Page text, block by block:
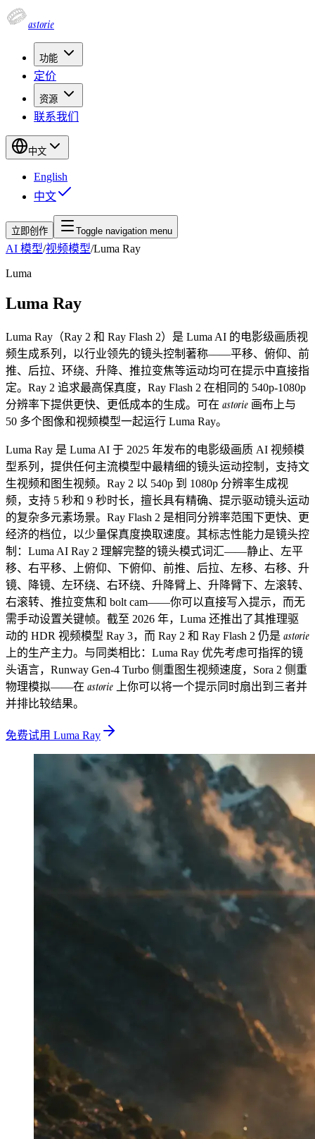
astorie
功能
定价
资源
联系我们
中文
English
中文
立即创作 Toggle navigation menu
AI 模型/视频模型/Luma Ray
Luma
Luma Ray
Luma Ray（Ray 2 和 Ray Flash 2）是 Luma AI 的电影级画质视
频生成系列，以行业领先的镜头控制著称——平移、俯仰、前
推、后拉、环绕、升降、推拉变焦等运动均可在提示中直接指
定。Ray 2 追求最高保真度，Ray Flash 2 在相同的 540p-1080p
分辨率下提供更快、更低成本的生成。可在 astorie 画布上与
50 多个图像和视频模型一起运行 Luma Ray。
Luma Ray 是 Luma AI 于 2025 年发布的电影级画质 AI 视频模
型系列，提供任何主流模型中最精细的镜头运动控制，支持文
生视频和图生视频。Ray 2 以 540p 到 1080p 分辨率生成视
频，支持 5 秒和 9 秒时长，擅长具有精确、提示驱动镜头运动
的复杂多元素场景。Ray Flash 2 是相同分辨率范围下更快、更
经济的档位，以少量保真度换取速度。其标志性能力是镜头控
制：Luma AI Ray 2 理解完整的镜头模式词汇——静止、左平
移、右平移、上俯仰、下俯仰、前推、后拉、左移、右移、升
镜、降镜、左环绕、右环绕、升降臂上、升降臂下、左滚转、
右滚转、推拉变焦和 bolt cam——你可以直接写入提示，而无
需手动设置关键帧。截至 2026 年，Luma 还推出了其推理驱
动的 HDR 视频模型 Ray 3，而 Ray 2 和 Ray Flash 2 仍是 astorie
上的生产主力。与同类相比：Luma Ray 优先考虑可指挥的镜
头语言，Runway Gen-4 Turbo 侧重图生视频速度，Sora 2 侧重
物理模拟——在 astorie 上你可以将一个提示同时扇出到三者并
并排比较结果。
免费试用 Luma Ray